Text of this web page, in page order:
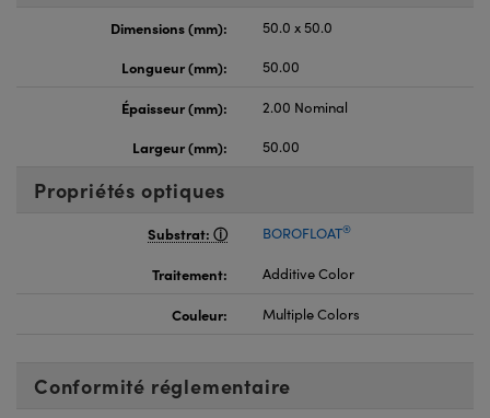
Dimensions (mm):
50.0 x 50.0
Longueur (mm):
50.00
Épaisseur (mm):
2.00 Nominal
Largeur (mm):
50.00
Propriétés optiques
Substrat: BOROFLOAT®
Traitement: Additive Color
Couleur: Multiple Colors
Conformité réglementaire